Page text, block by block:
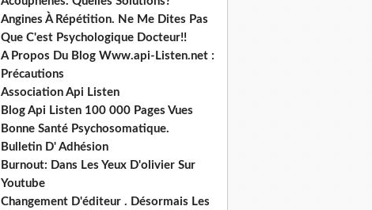
Angines À Répétition. Ne Me Dites Pas
Que C'est Psychologique Docteur!!
A Propos Du Blog Www.api-Listen.net :
Précautions
Association Api Listen
Blog Api Listen 100 000 Pages Vues
Bonne Santé Psychosomatique.
Bulletin D' Adhésion
Burnout: Dans Les Yeux D'olivier Sur
Youtube
Changement D'éditeur . Désormais Les